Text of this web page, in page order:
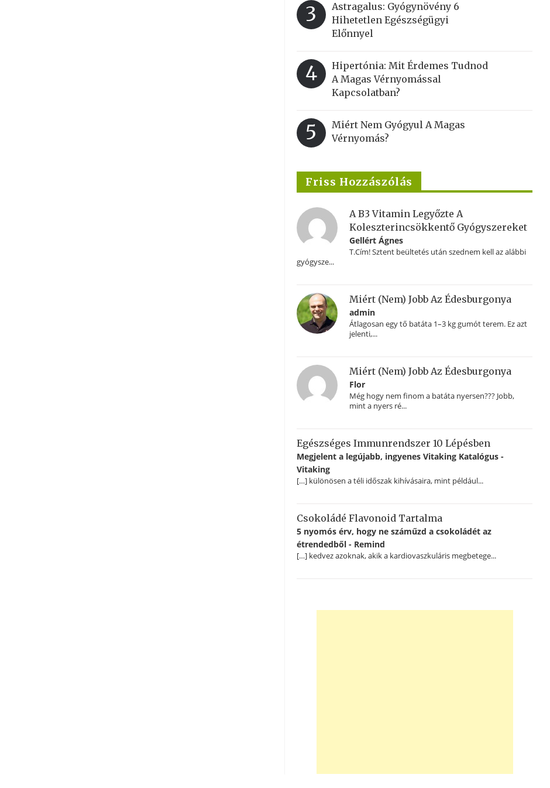
3
Astragalus: Gyógynövény 6
Hihetetlen Egészségügyi
Előnnyel
4
Hipertónia: Mit Érdemes Tudnod
A Magas Vérnyomással
Kapcsolatban?
5
Miért Nem Gyógyul A Magas
Vérnyomás?
Friss Hozzászólás
A B3 Vitamin Legyőzte A
Koleszterincsökkentő Gyógyszereket
Gellért Ágnes
T.Cím! Sztent beültetés után szednem kell az alábbi
gyógysze...
Miért (nem) Jobb Az Édesburgonya
admin
Átlagosan egy tő batáta 1–3 kg gumót terem. Ez azt
jelenti,...
Miért (nem) Jobb Az Édesburgonya
Flor
Még hogy nem finom a batáta nyersen??? Jobb,
mint a nyers ré...
Egészséges Immunrendszer 10 Lépésben
Megjelent a legújabb, ingyenes Vitaking Katalógus -
Vitaking
[…] különösen a téli időszak kihívásaira, mint például...
Csokoládé Flavonoid Tartalma
5 nyomós érv, hogy ne száműzd a csokoládét az
étrendedből - Remind
[…] kedvez azoknak, akik a kardiovaszkuláris megbetege...